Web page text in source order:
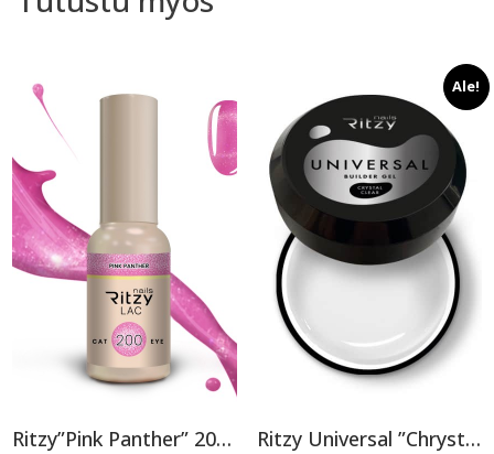
Ritzy”Pink Panther” 200, Cat Eye
Ale!
Ritzy Universal ”Chrystal clear” 50 ml TPO vapaa